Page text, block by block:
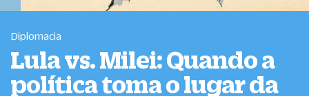
Diplomacia
Lula vs. Milei: Quando a
política toma o lugar da